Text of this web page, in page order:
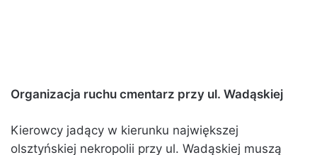
Organizacja ruchu cmentarz przy ul. Wadąskiej
Kierowcy jadący w kierunku największej
olsztyńskiej nekropolii przy ul. Wadąskiej muszą